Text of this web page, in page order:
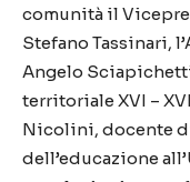
comunità il
Stefano Tassinari,
Angelo
territoriale XVI –
Nicolini, docente
dell’educazione